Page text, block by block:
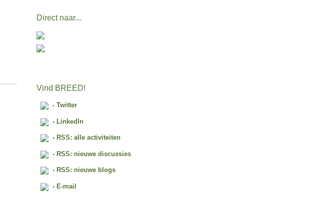
Direct naar...
Vind BREED!
- Twitter
- LinkedIn
- RSS: alle activiteiten
- RSS: nieuwe discussies
- RSS: nieuwe blogs
- E-mail